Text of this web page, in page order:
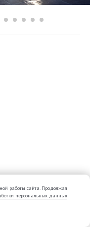
работы сайта. Продолжая
персональных данных